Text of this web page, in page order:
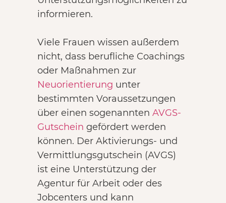
informieren.
Viele Frauen wissen außerdem
nicht, dass berufliche Coachings
oder Maßnahmen zur
Neuorientierung unter
bestimmten Voraussetzungen
über einen sogenannten AVGS-
Gutschein gefördert werden
können. Der Aktivierungs- und
Vermittlungsgutschein (AVGS)
ist eine Unterstützung der
Agentur für Arbeit oder des
Jobcenters und kann